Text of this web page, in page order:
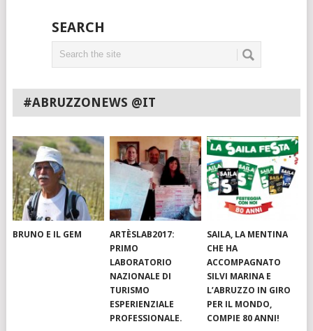
SEARCH
#ABRUZZONEWS @IT
BRUNO E IL GEM
ARTÈSLAB2017:
PRIMO
LABORATORIO
NAZIONALE DI
TURISMO
ESPERIENZIALE
PROFESSIONALE.
SAILA, LA MENTINA
CHE HA
ACCOMPAGNATO
SILVI MARINA E
L’ABRUZZO IN GIRO
PER IL MONDO,
COMPIE 80 ANNI!